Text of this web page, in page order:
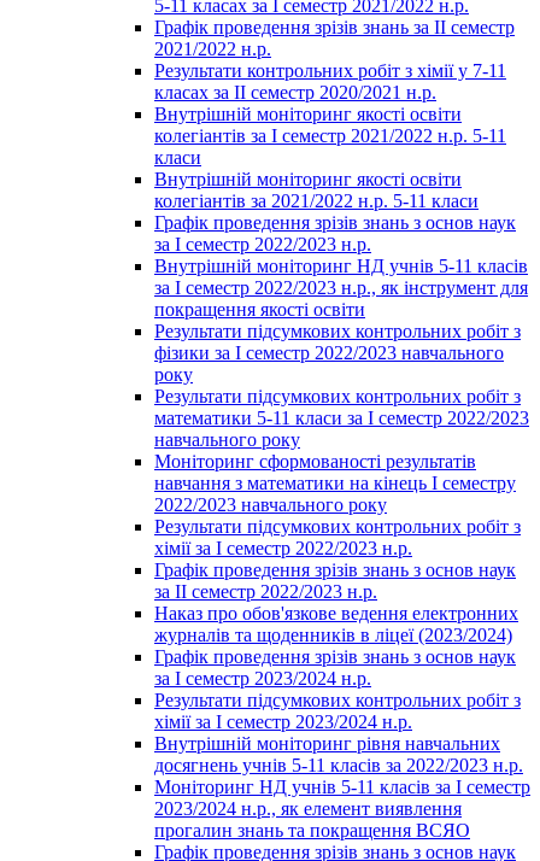
5-11 класах за І семестр 2021/2022 н.р.
Графік проведення зрізів знань за ІІ семестр
2021/2022 н.р.
Результати контрольних робіт з хімії у 7-11
класах за ІІ семестр 2020/2021 н.р.
Внутрішній моніторинг якості освіти
колегіантів за І семестр 2021/2022 н.р. 5-11
класи
Внутрішній моніторинг якості освіти
колегіантів за 2021/2022 н.р. 5-11 класи
Графік проведення зрізів знань з основ наук
за І семестр 2022/2023 н.р.
Внутрішній моніторинг НД учнів 5-11 класів
за І семестр 2022/2023 н.р., як інструмент для
покращення якості освіти
Результати підсумкових контрольних робіт з
фізики за І семестр 2022/2023 навчального
року
Результати підсумкових контрольних робіт з
математики 5-11 класи за І семестр 2022/2023
навчального року
Моніторинг сформованості результатів
навчання з математики на кінець І семестру
2022/2023 навчального року
Результати підсумкових контрольних робіт з
хімії за І семестр 2022/2023 н.р.
Графік проведення зрізів знань з основ наук
за ІІ семестр 2022/2023 н.р.
Наказ про обов'язкове ведення електронних
журналів та щоденників в ліцеї (2023/2024)
Графік проведення зрізів знань з основ наук
за І семестр 2023/2024 н.р.
Результати підсумкових контрольних робіт з
хімії за І семестр 2023/2024 н.р.
Внутрішній моніторинг рівня навчальних
досягнень учнів 5-11 класів за 2022/2023 н.р.
Моніторинг НД учнів 5-11 класів за І семестр
2023/2024 н.р., як елемент виявлення
прогалин знань та покращення ВСЯО
Графік проведення зрізів знань з основ наук